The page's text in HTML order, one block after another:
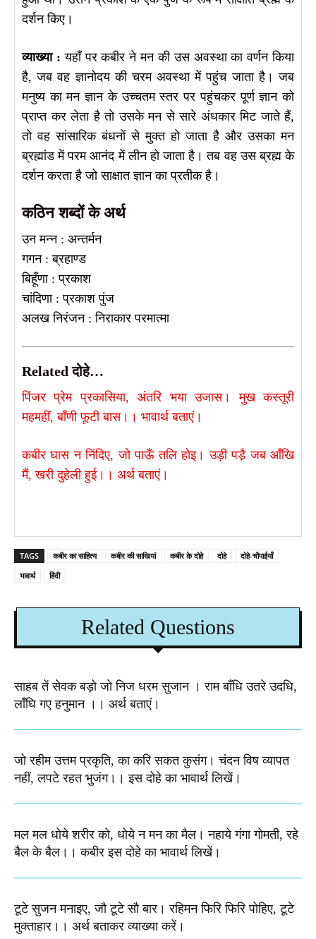
दर्शन किए।
व्याख्या : यहाँ पर कबीर ने मन की उस अवस्था का वर्णन किया
है, जब वह ज्ञानोदय की चरम अवस्था में पहुंच जाता है। जब
मनुष्य का मन ज्ञान के उच्चतम स्तर पर पहुंचकर पूर्ण ज्ञान को
प्राप्त कर लेता है तो उसके मन से सारे अंधकार मिट जाते हैं,
तो वह सांसारिक बंधनों से मुक्त हो जाता है और उसका मन
ब्रह्मांड में परम आनंद में लीन हो जाता है। तब वह उस ब्रह्म के
दर्शन करता है जो साक्षात ज्ञान का प्रतीक है।
कठिन शब्दों के अर्थ
उन मन्न : अन्तर्मन
गगन : ब्रहाण्ड
बिहूँणा : प्रकाश
चांदिणा : प्रकाश पुंज
अलख निरंजन : निराकार परमात्मा
Related दोहे…
पिंजर प्रेम प्रकासिया, अंतरि भया उजास। मुख कस्तूरी
महमहीं, बाँणी फूटी बास।।​ भावार्थ बताएं।
कबीर घास न निंदिए, जो पाऊँ तलि होइ। उड़ी पडै़ जब आँखि
मैं, खरी दुहेली हुई।। अर्थ बताएं।
TAGS कबीर का साहित्य कबीर की साखियां कबीर के दोहे दोहे
दोहे-चौपाईयाँ
भावार्थ
हिंदी
Related Questions
साहब तें सेवक बड़ो जो निज धरम सुजान । राम बाँधि उतरे उदधि,
लाँघि गए हनुमान ।।​ अर्थ बताएं।
जो रहीम उत्तम प्रकृति, का करि सकत कुसंग। चंदन विष व्यापत
नहीं, लपटे रहत भुजंग।। इस दोहे का भावार्थ लिखें।
मल मल धोये शरीर को, धोये न मन का मैल। नहाये गंगा गोमती, रहे
बैल के बैल।। कबीर इस दोहे का भावार्थ लिखें।
टूटे सुजन मनाइए, जौ टूटे सौ बार। रहिमन फिरि फिरि पोहिए, टूटे
मुक्ताहार।। अर्थ बताकर व्याख्या करें।